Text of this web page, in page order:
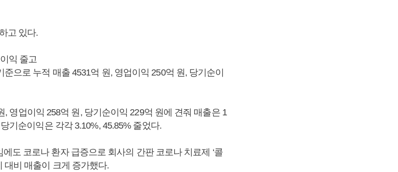
고 있다.
익 줄고
으로 누적 매출 4531억 원, 영업이익 250억 원, 당기순이
, 영업이익 258억 원, 당기순이익 229억 원에 견줘 매출은 1
기순이익은 각각 3.10%, 45.85% 줄었다.
도 코로나 환자 급증으로 회사의 간판 코로나 치료제 ‘콜
대비 매출이 크게 증가했다.